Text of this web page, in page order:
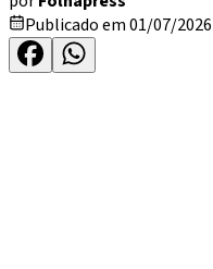
Publicado em 01/07/2026